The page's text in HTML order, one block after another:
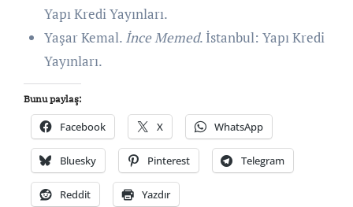
Yapı Kredi Yayınları.
Yaşar Kemal. İnce Memed. İstanbul: Yapı Kredi
Yayınları.
Bunu paylaş:
Facebook X WhatsApp
Bluesky Pinterest Telegram
Reddit Yazdır